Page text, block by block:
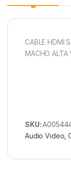
CABLE HDMI
MACHO ALTA
SKU:
Audio Video ,